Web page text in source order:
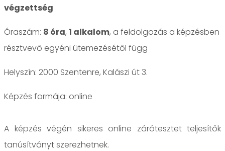
végzettség
Óraszám: 8 óra, 1 alkalom, a feldolgozás a képzésben
résztvevő egyéni ütemezésétől függ
Helyszín: 2000 Szentenre, Kalászi út 3.
online
A képzés végén sikeres online zárótesztet teljesítők
tanúsítványt szerezhetnek.